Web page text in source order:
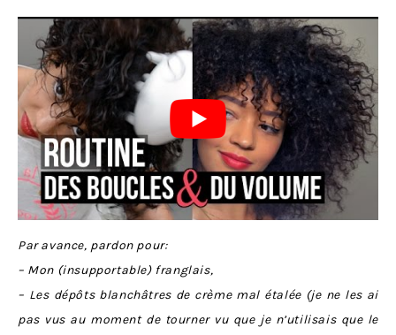
Par avance, pardon pour:
– Mon (insupportable) franglais,
– Les dépôts blanchâtres de crème mal étalée (je ne les ai
pas vus au moment de tourner vu que je n’utilisais que le